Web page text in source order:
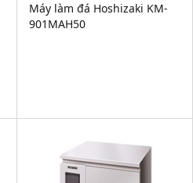
Máy làm đá Hoshizaki KM-
901MAH50